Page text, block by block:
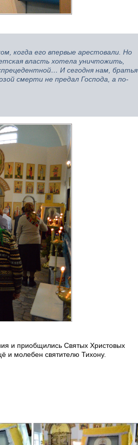
когда его впервые арестовали. Но
власть хотела уничтожить,
И сегодня нам, братья
смерти не предал Господа, а по-
и приобщились Святых Христовых
и молебен святителю Тихону.